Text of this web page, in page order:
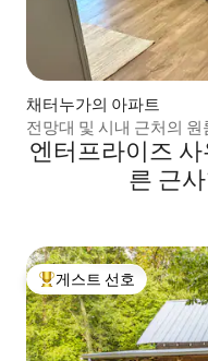
채터누가의 아파트
전망대 및 시내 근처의 원
엔터프라이즈
른 근
상위 게스트 선호
게스트 선호